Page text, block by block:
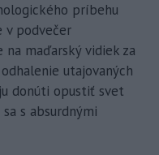
príbehu
v podvečer
maďarský vidiek za
utajovaných
donúti opustiť svet
s absurdnými